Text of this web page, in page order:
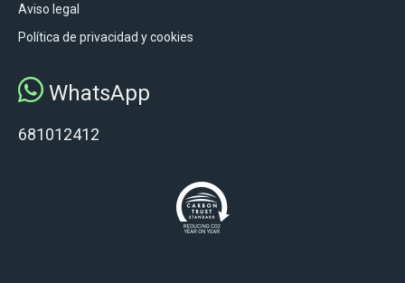
Aviso legal
Política de privacidad y cookies
WhatsApp
681012412